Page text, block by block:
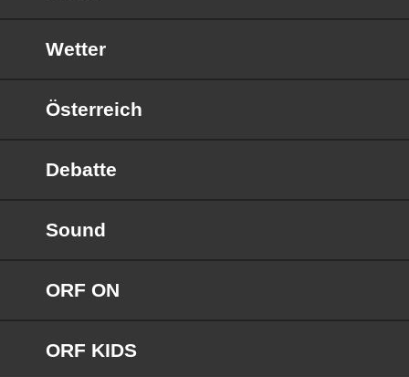
Wetter
Österreich
Debatte
Sound
ORF ON
ORF KIDS